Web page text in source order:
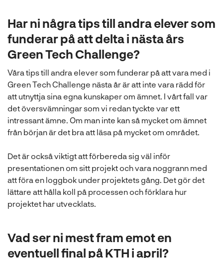
Har ni några tips till andra elever som
funderar på att delta i nästa års
Green Tech Challenge?
Våra tips till andra elever som funderar på att vara med i
Green Tech Challenge nästa år är att inte vara rädd för
att utnyttja sina egna kunskaper om ämnet. I vårt fall var
det översvämningar som vi redan tyckte var ett
intressant ämne. Om man inte kan så mycket om ämnet
från början är det bra att läsa på mycket om området.
Det är också viktigt att förbereda sig väl inför
presentationen om sitt projekt och vara noggrann med
att föra en loggbok under projektets gång. Det gör det
lättare att hålla koll på processen och förklara hur
projektet har utvecklats.
Vad ser ni mest fram emot en
eventuell final på KTH i april?